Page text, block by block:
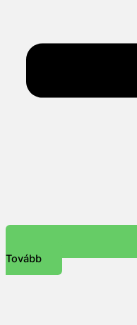
Tovább